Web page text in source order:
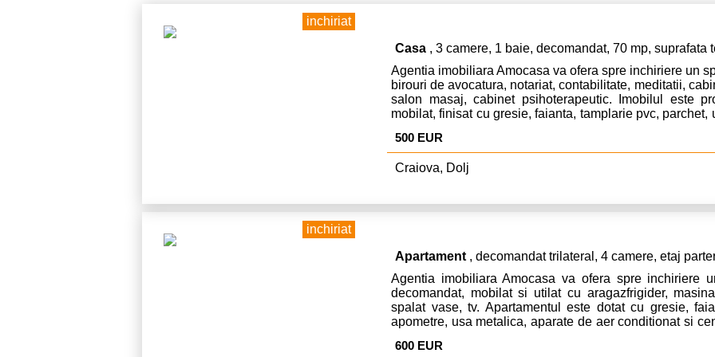
inchiriat
Casa , 3 camere, 1 baie, decomandat, 70 mp, suprafata
Agentia imobiliara Amocasa va ofera spre inchiriere un
birouri de avocatura, notariat, contabilitate, meditatii,
salon masaj, cabinet psihoterapeutic. Imobilul este
mobilat, finisat cu gresie, faianta, tamplarie pvc, parchet,
la cateva miniute de centrul orasului (Universitate,
Casa poate fi folosita si ca locuinta insa cu investitia
ce priveste amenajarea unei bucatarii, a utilarii si
detalii apelati numarul de tel si whatsapp: 0787588880.
500 EUR
Craiova, Dolj
inchiriat
Apartament , decomandat trilateral, 4 camere, etaj
Agentia imobiliara Amocasa va ofera spre inchiriere
decomandat, mobilat si utilat cu aragazfrigider,
spalat vase, tv. Apartamentul este dotat cu gresie,
apometre, usa metalica, aparate de aer conditionat si
mp (cu cele 3 balcoane spatioase, incluse). Pretul
600 EUR